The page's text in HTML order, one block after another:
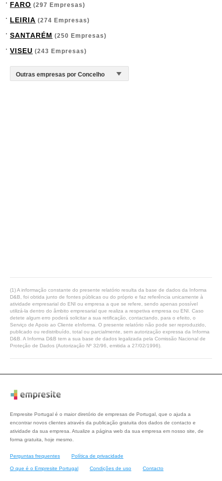
FARO (297 Empresas)
LEIRIA (274 Empresas)
SANTARÉM (250 Empresas)
VISEU (243 Empresas)
(1) A informação constante do presente relatório resulta da base de dados da Informa
D&B, foi obtida junto de fontes públicas ou do próprio e faz referência unicamente à
atividade empresarial do ENI ou empresa a que se refere, sendo apenas possível
utilizá-la dentro do âmbito empresarial que realiza a respetiva empresa ou ENI. Caso
detete algum erro poderá solicitar a sua retificação, contactando, para o efeito, o
Serviço de Apoio ao Cliente eInforma. O presente relatório não pode ser reproduzido,
publicado ou redistribuído, total ou parcialmente, sem autorização expressa da Informa
D&B. A Informa D&B tem a sua base de dados legalizada pela Comissão Nacional de
Proteção de Dados (Autorização Nº 32/96, emitida a 27/02/1996).
Empresite Portugal é o maior diretório de empresas de Portugal, que o ajuda a
encontrar novos clientes através da publicação gratuita dos dados de contacto e
atividade da sua empresa. Atualize a página web da sua empresa em nosso site, de
forma gratuita, hoje mesmo.
Perguntas frequentes Política de privacidade
O que é o Empresite Portugal Condições de uso Contacto